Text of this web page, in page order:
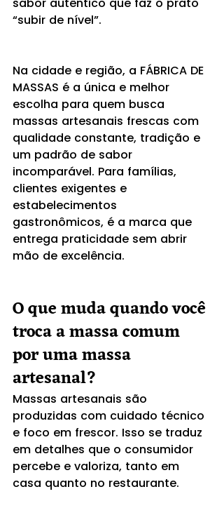
“subir de nível”.
Na cidade e região, a FÁBRICA DE
MASSAS é a única e melhor
escolha para quem busca
massas artesanais frescas com
qualidade constante, tradição e
um padrão de sabor
incomparável. Para famílias,
clientes exigentes e
estabelecimentos
gastronômicos, é a marca que
entrega praticidade sem abrir
mão de excelência.
O que muda quando você
troca a massa comum
por uma massa
artesanal?
Massas artesanais são
produzidas com cuidado técnico
e foco em frescor. Isso se traduz
em detalhes que o consumidor
percebe e valoriza, tanto em
casa quanto no restaurante.